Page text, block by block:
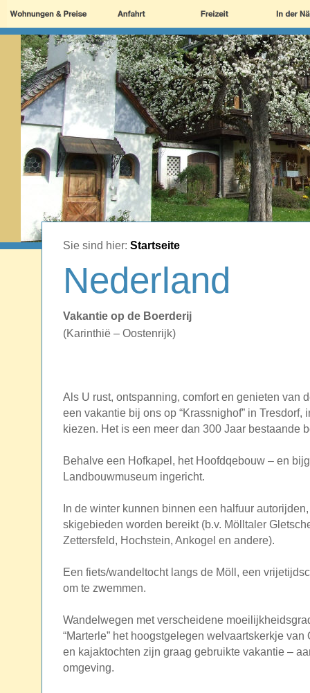
Sie sind hier: Startseite
Nederland
Vakantie op de Boerderij
(Karinthië – Oostenrijk)
Als U rust, ontspanning, comfort en genieten van
een vakantie bij ons op “Krassnighof” in Tresdorf,
kiezen. Het is een meer dan 300 Jaar bestaande
Behalve een Hofkapel, het Hoofdqebouw – en
Landbouwmuseum ingericht.
In de winter kunnen binnen een halfuur
skigebieden worden bereikt (b.v. Mölltaler
Zettersfeld, Hochstein, Ankogel en andere).
Een fiets/wandeltocht langs de Möll, een
om te zwemmen.
Wandelwegen met verscheidene
“Marterle” het hoogstgelegen welvaartskerkje
en kajaktochten zijn graag gebruikte vakantie –
omgeving.